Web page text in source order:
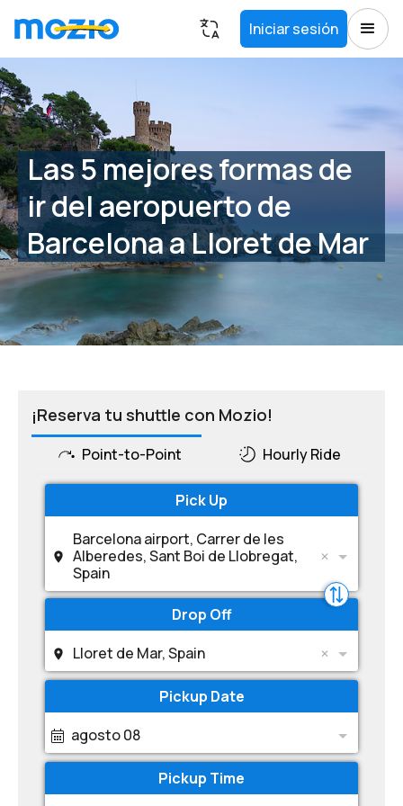
Iniciar sesión
Las 5 mejores formas de
ir del aeropuerto de
Barcelona a Lloret de Mar
¡Reserva tu shuttle con Mozio!
Point-to-Point Hourly Ride
Pick Up
Barcelona airport, Carrer de les
Alberedes, Sant Boi de Llobregat,
Spain
Drop Off
Lloret de Mar, Spain
Pickup Date
agosto 08
Pickup Time